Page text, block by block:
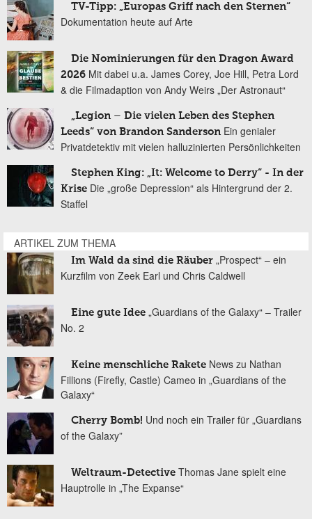
TV-Tipp: „Europas Griff nach den Sternen“
Dokumentation heute auf Arte
Die Nominierungen für den Dragon Award
2026 Mit dabei u.a. James Corey, Joe Hill, Petra Lord
& die Filmadaption von Andy Weirs „Der Astronaut“
„Legion – Die vielen Leben des Stephen
Leeds“ von Brandon Sanderson Ein genialer
Privatdetektiv mit vielen halluzinierten Persönlichkeiten
Stephen King: „It: Welcome to Derry“ - In der
Krise Die „große Depression“ als Hintergrund der 2.
Staffel
ARTIKEL ZUM THEMA
Im Wald da sind die Räuber „Prospect“ – ein
Kurzfilm von Zeek Earl und Chris Caldwell
Eine gute Idee „Guardians of the Galaxy“ – Trailer
No. 2
Keine menschliche Rakete News zu Nathan
Fillions (Firefly, Castle) Cameo in „Guardians of the
Galaxy“
Cherry Bomb! Und noch ein Trailer für „Guardians
of the Galaxy”
Weltraum-Detective Thomas Jane spielt eine
Hauptrolle in „The Expanse“